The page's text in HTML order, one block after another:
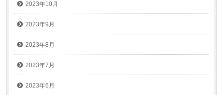
2023年10月
2023年9月
2023年8月
2023年7月
2023年6月